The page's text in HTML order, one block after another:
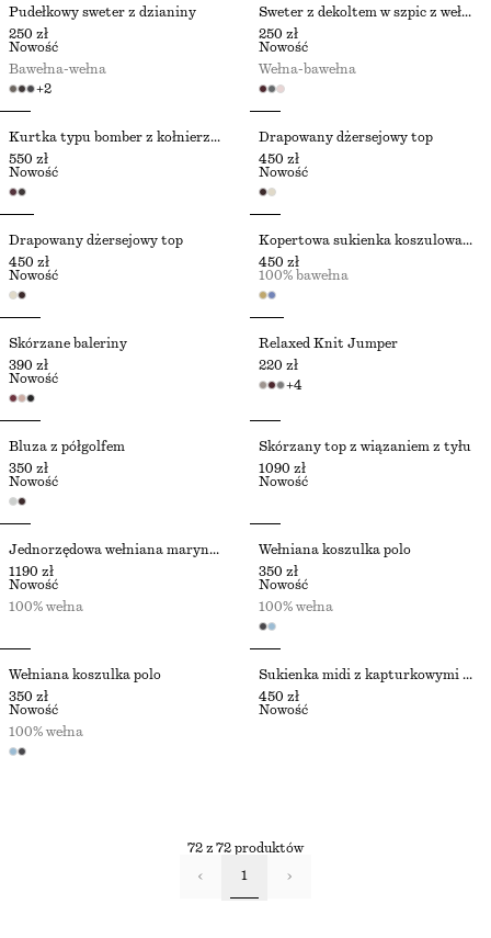
Pudełkowy sweter z dzianiny
250 zł
+2
Nowość
Bawełna-wełna
Sweter z dekoltem w szpic z wełny i bawełny
250 zł
Nowość
Wełna-bawełna
Kurtka typu bomber z kołnierzykiem
550 zł
Nowość
Drapowany dżersejowy top
450 zł
Nowość
Drapowany dżersejowy top
450 zł
Nowość
Kopertowa sukienka koszulowa mini
450 zł
100% bawełna
Skórzane baleriny
390 zł
Nowość
Relaxed Knit Jumper
220 zł
+4
Bluza z półgolfem
350 zł
Nowość
Skórzany top z wiązaniem z tyłu
1090 zł
Nowość
Jednorzędowa wełniana marynarka
1190 zł
Nowość
100% wełna
Wełniana koszulka polo
350 zł
Nowość
100% wełna
Wełniana koszulka polo
350 zł
Nowość
100% wełna
Sukienka midi z kapturkowymi rękawami
450 zł
Nowość
72 z 72 produktów
1